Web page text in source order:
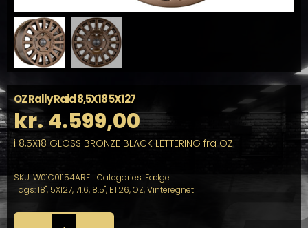
OZ Rally Raid 8,5X18 5X127
kr.4.599,00
i 8,5X18 GLOSS BRONZE BLACK LETTERING fra OZ
SKU:W01C01154ARF Categories: Fælge
Tags:18", 5X127,71.6, 8.5", ET26,OZ,Vinteregnet